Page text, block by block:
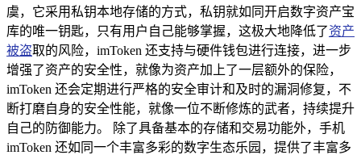
虞，它采用私钥本地存储的方式，私钥就如同开启数字资产宝
库的唯一钥匙，只有用户自己能够掌握，这极大地降低了资产
被盗取的风险，imToken 还支持与硬件钱包进行连接，进一步
增强了资产的安全性，就像为资产加上了一层额外的保险，
imToken 还会定期进行严格的安全审计和及时的漏洞修复，不
断打磨自身的安全性能，就像一位不断修炼的武者，持续提升
自己的防御能力。 除了具备基本的存储和交易功能外，手机
imToken 还如同一个丰富多彩的数字生态乐园，提供了丰富多